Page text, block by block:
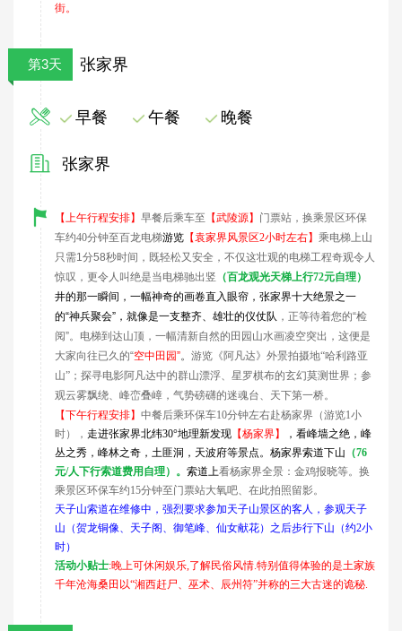
街。
第3天 张家界
早餐 午餐 晚餐
张家界
【上午行程安排】 早餐后乘车至 【武陵源】 门票站，换乘景区环保
车约40分钟至百龙电梯游览 【袁家界风景区2小时左右】 乘电梯上山
只需1分58秒时间，既轻松又安全，不仅这壮观的电梯工程奇观令人
惊叹，更令人叫绝是当电梯驰出竖 （百龙观光天梯上行72元自理）
井的那一瞬间，一幅神奇的画卷直入 眼帘 ，张家界十大绝景之一
的“神兵聚会” ，就像是一支整齐、雄壮的仪仗队 ，正等待着您的“检
阅”。电梯到达山顶，一幅清新自然的田园山水画凌空突出，这便是
大家向往已久的“空中田园”。 游览《阿凡达》外景拍摄地“哈利路亚
山”；探寻电影阿凡达中的群山漂浮、星罗棋布的玄幻莫测世界；参
观云雾飘绕、峰峦叠嶂，气势磅礴的迷魂台、天下第一桥。
【下午行程安排】 中餐后乘环保车10分钟左右赴杨家界（游览1小
时）， 走进张家界北纬30°地理新发现 【杨家界】
，看峰墙之绝，峰
丛之秀，峰林之奇，土匪洞，天波府等景点。杨家界索道下山 （76
元/人下行索道费用自理）。 索道上看杨家界全景：金鸡报晓等。换
乘景区环保车约15分钟至门票站大氧吧、在此拍照留影。
天子山索道在维修中，强烈要求参加天子山景区的客人，参观天子
山（贺龙铜像、天子阁、御笔峰、仙女献花）之后步行下山（约2小
时）
活动小贴士:晚上可休闲娱乐,了解民俗风情.特别值得体验的是土家族
千年沧海桑田以“湘西赶尸、巫术、辰州符”并称的三大古迷的诡秘.